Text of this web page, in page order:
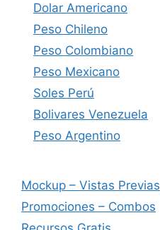
Dolar Americano
Peso Chileno
Peso Colombiano
Peso Mexicano
Soles Perú
Bolivares Venezuela
Peso Argentino
Mockup – Vistas Previas
Promociones – Combos